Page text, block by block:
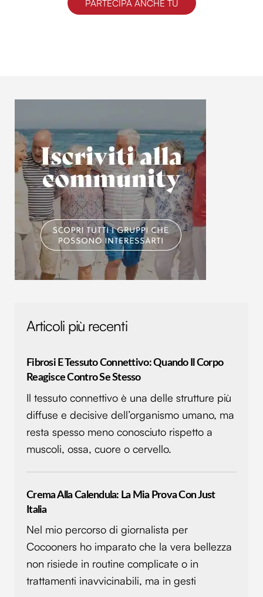
informazioni sul modo in cui utilizzi il nostro sito con i
PARTECIPA ANCHE TU
Articoli più recenti
Fibrosi E Tessuto Connettivo: Quando Il Corpo
Reagisce Contro Se Stesso
Il tessuto connettivo è una delle strutture più
diffuse e decisive dell’organismo umano, ma
resta spesso meno conosciuto rispetto a
muscoli, ossa, cuore o cervello.
Crema Alla Calendula: La Mia Prova Con Just
Italia
Nel mio percorso di giornalista per
Cocooners ho imparato che la vera bellezza
non risiede in routine complicate o in
trattamenti inavvicinabili, ma in gesti